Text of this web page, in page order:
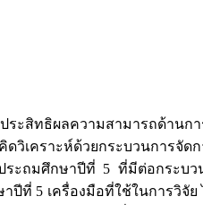
ะสิทธิผลความสามารถด้านก
ดวิเคราะห์ด้วยกระบวนการจั
ระถมศึกษาปีที่ 5 ที่มีต่อกระบ
ที่ 5 เครื่องมือที่ใช้ในการวิจั